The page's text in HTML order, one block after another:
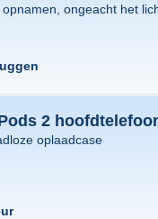
ongeacht het
2
oplaadcase